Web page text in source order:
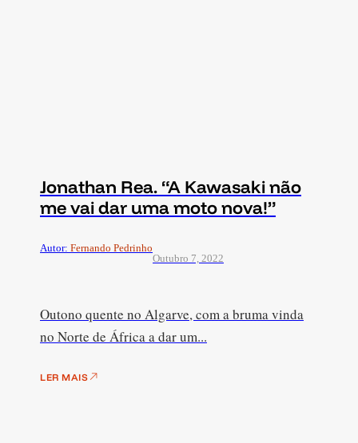
Jonathan Rea. “A Kawasaki não
me vai dar uma moto nova!”
Autor: Fernando Pedrinho
Outubro 7, 2022
Outono quente no Algarve, com a bruma vinda
no Norte de África a dar um...
LER MAIS